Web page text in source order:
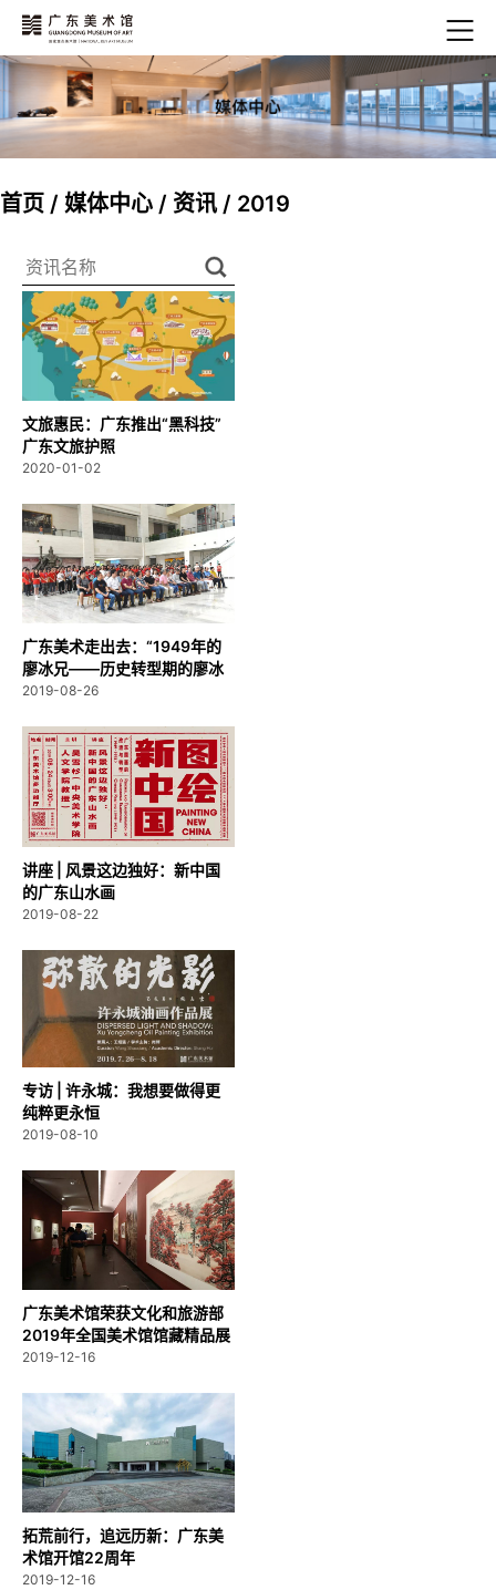
首页 / 媒体中心 / 资讯/ 2019
文旅惠民：广东推出“黑科技”
广东文旅护照
2020-01-02
广东美术走出去：“1949年的
廖冰兄——历史转型期的廖冰
兄漫...
2019-08-26
讲座 | 风景这边独好：新中国
的广东山水画
2019-08-22
专访 | 许永城：我想要做得更
纯粹更永恒
2019-08-10
广东美术馆荣获文化和旅游部
2019年全国美术馆馆藏精品展
出季...
2019-12-16
拓荒前行，追远历新：广东美
术馆开馆22周年
2019-12-16